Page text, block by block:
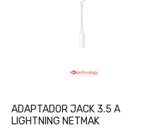
ADAPTADOR JACK 3.5 A
LIGHTNING NETMAK